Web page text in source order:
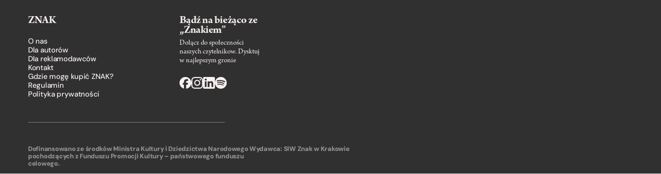
ZNAK
O nas
Dla autorów
Dla reklamodawców
Kontakt
Gdzie mogę kupić ZNAK?
Regulamin
Polityka prywatności
Bądź na bieżąco ze
„Znakiem”
Dołącz do społeczności
naszych czytelnikow. Dysktuj
w najlepszym gronie
Dofinansowano ze środków Ministra Kultury i Dziedzictwa Narodowego
pochodzących z Funduszu Promocji Kultury – państwowego funduszu
celowego.
Wydawca: SIW Znak w Krakowie